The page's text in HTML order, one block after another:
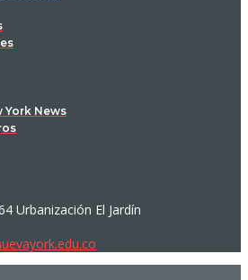
York News
Urbanización El Jardín